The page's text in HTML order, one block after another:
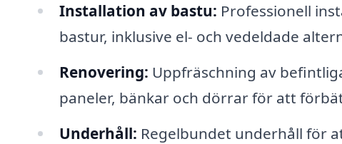
Installation av bastu: Professionell
bastur, inklusive el- och vedeldade
Renovering: Uppfräschning av
paneler, bänkar och dörrar för att
Underhåll: Regelbundet underhåll för